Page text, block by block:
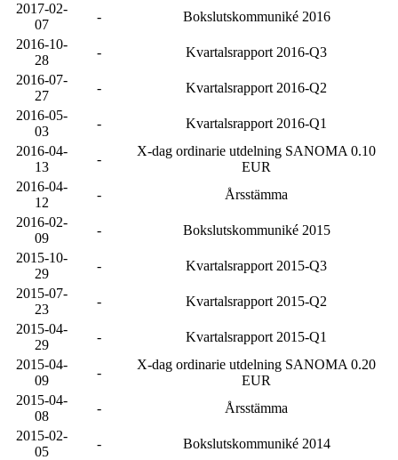
2017-02-
07
-
Bokslutskommuniké 2016
2016-10-
28
-
Kvartalsrapport 2016-Q3
2016-07-
27
-
Kvartalsrapport 2016-Q2
2016-05-
03
-
Kvartalsrapport 2016-Q1
2016-04-
13
-
X-dag ordinarie utdelning SANOMA 0.10
EUR
2016-04-
12
-
Årsstämma
2016-02-
09
-
Bokslutskommuniké 2015
2015-10-
29
-
Kvartalsrapport 2015-Q3
2015-07-
23
-
Kvartalsrapport 2015-Q2
2015-04-
29
-
Kvartalsrapport 2015-Q1
2015-04-
09
-
X-dag ordinarie utdelning SANOMA 0.20
EUR
2015-04-
08
-
Årsstämma
2015-02-
05
-
Bokslutskommuniké 2014